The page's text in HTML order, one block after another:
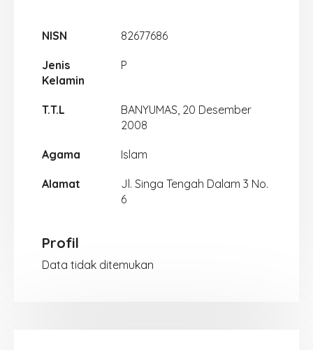
NISN 82677686
Jenis
Kelamin
P
T.T.L
BANYUMAS, 20 Desember
2008
Agama Islam
Alamat
Jl. Singa Tengah Dalam 3 No.
6
Profil
Data tidak ditemukan